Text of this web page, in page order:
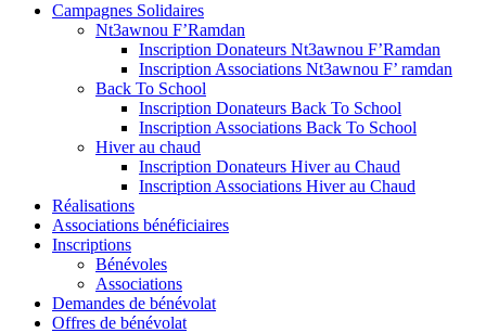
Campagnes Solidaires
Nt3awnou F’Ramdan
Inscription Donateurs Nt3awnou F’Ramdan
Inscription Associations Nt3awnou F’ ramdan
Back To School
Inscription Donateurs Back To School
Inscription Associations Back To School
Hiver au chaud
Inscription Donateurs Hiver au Chaud
Inscription Associations Hiver au Chaud
Réalisations
Associations bénéficiaires
Inscriptions
Bénévoles
Associations
Demandes de bénévolat
Offres de bénévolat